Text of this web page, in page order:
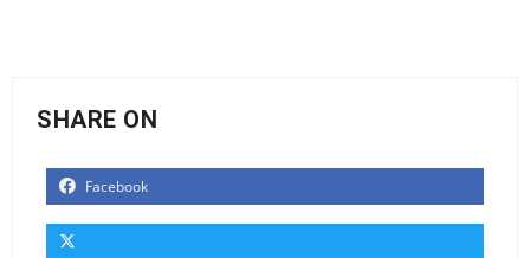
SHARE ON
Facebook